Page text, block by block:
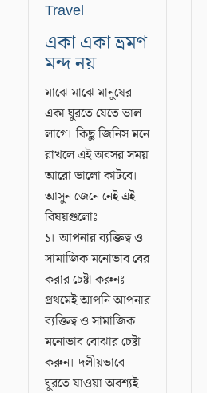
Travel
একা একা ভ্রমণ
মন্দ নয়
মাঝে মাঝে মানুষের
একা ঘুরতে যেতে ভাল
লাগে। কিছু জিনিস মনে
রাখলে এই অবসর সময়
আরো ভালো কাটবে।
আসুন জেনে নেই এই
বিষয়গুলোঃ
১। আপনার ব্যক্তিত্ব ও
সামাজিক মনোভাব বের
করার চেষ্টা করুনঃ
প্রথমেই আপনি আপনার
ব্যক্তিত্ব ও সামাজিক
মনোভাব বোঝার চেষ্টা
করুন। দলীয়ভাবে
ঘুরতে যাওয়া অবশ্যই